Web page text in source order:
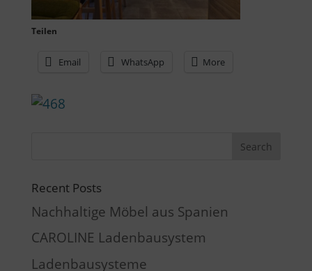
Teilen
Email WhatsApp More
Recent Posts
Nachhaltige Möbel aus Spanien
CAROLINE Ladenbausystem
Ladenbausysteme